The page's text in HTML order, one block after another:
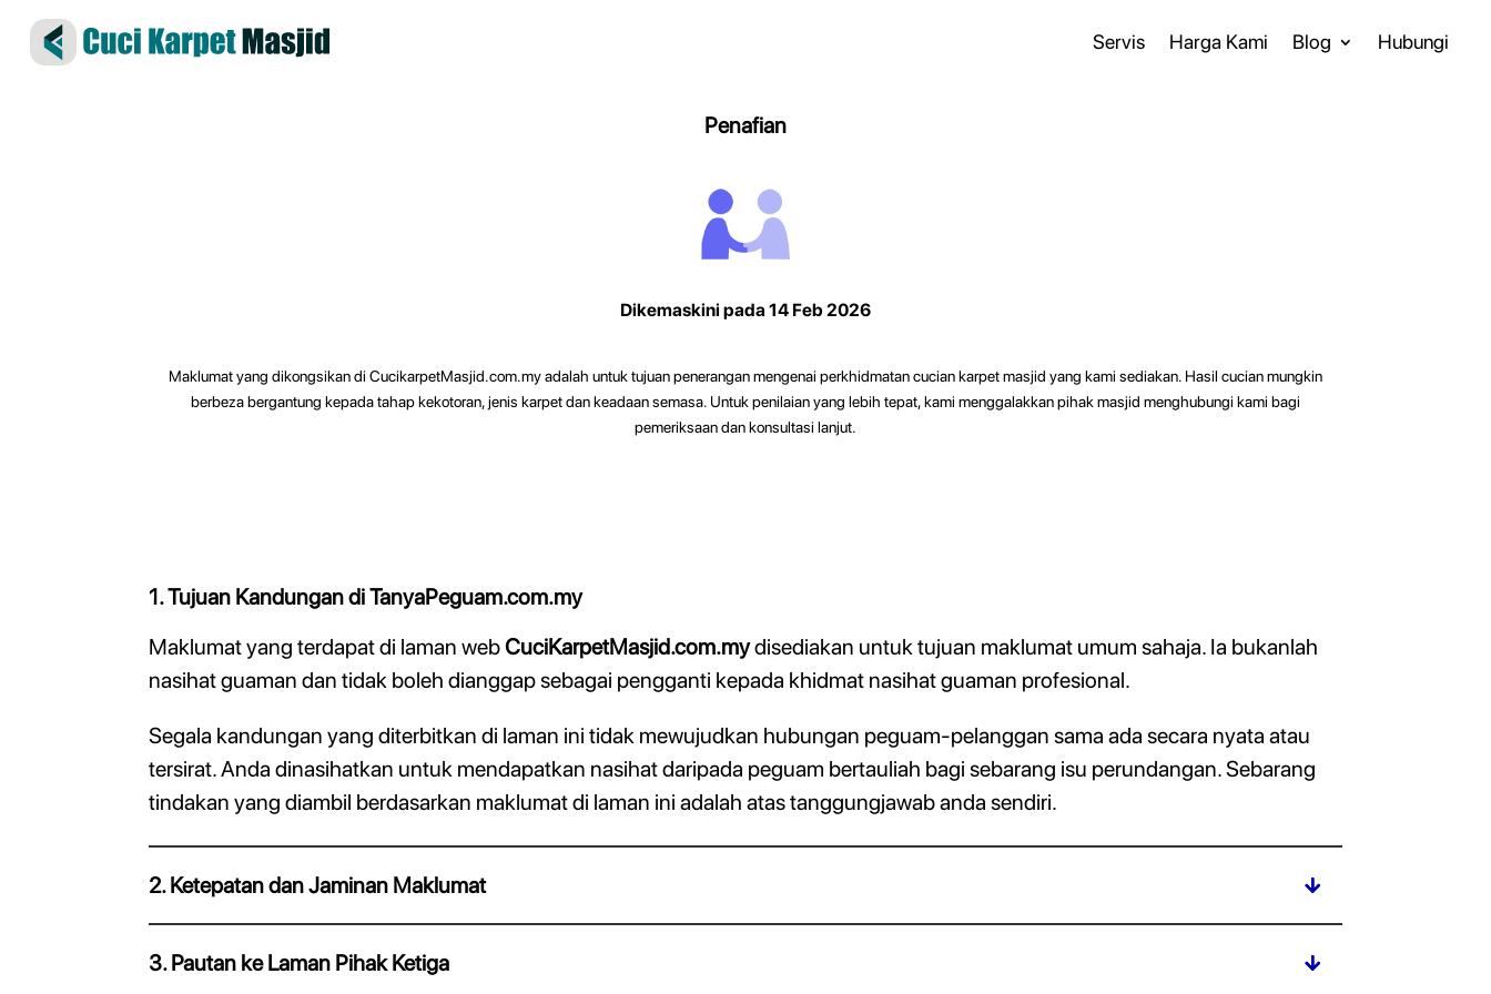
Servis Harga Kami Blog Hubungi
Penafian
Dikemaskini pada 14 Feb 2026
Maklumat yang dikongsikan di CucikarpetMasjid.com.my adalah untuk tujuan penerangan mengenai perkhidmatan cucian karpet masjid yang kami sediakan. Hasil cucian mungkin
berbeza bergantung kepada tahap kekotoran, jenis karpet dan keadaan semasa. Untuk penilaian yang lebih tepat, kami menggalakkan pihak masjid menghubungi kami bagi
pemeriksaan dan konsultasi lanjut.
1. Tujuan Kandungan di TanyaPeguam.com.my
Maklumat yang terdapat di laman webCuciKarpetMasjid.com.mydisediakan untuk tujuan maklumat umum sahaja. Ia bukanlah
nasihat guaman dan tidak boleh dianggap sebagai pengganti kepada khidmat nasihat guaman profesional.
Segala kandungan yang diterbitkan di laman ini tidak mewujudkan hubungan peguam-pelanggan sama ada secara nyata atau
tersirat. Anda dinasihatkan untuk mendapatkan nasihat daripada peguam bertauliah bagi sebarang isu perundangan. Sebarang
tindakan yang diambil berdasarkan maklumat di laman ini adalah atas tanggungjawab anda sendiri.
2. Ketepatan dan Jaminan Maklumat
3. Pautan ke Laman Pihak Ketiga